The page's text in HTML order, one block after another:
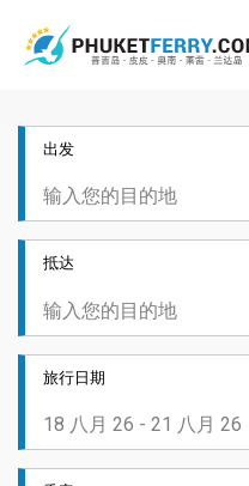
出发
抵达
旅行日期